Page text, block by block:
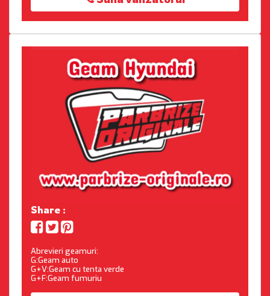
Share :
Abrevieri geamuri:
G:Geam auto
G+V:Geam cu tenta verde
G+F:Geam fumuriu